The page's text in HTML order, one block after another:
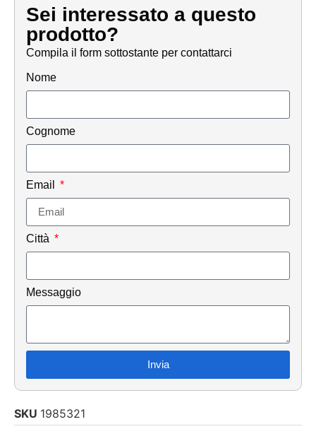
Sei interessato a questo
prodotto?
Compila il form sottostante per contattarci
Nome
Cognome
Email
Città
Messaggio
Invia
SKU 1985321